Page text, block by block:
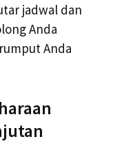
jadwal dan
Anda
Anda